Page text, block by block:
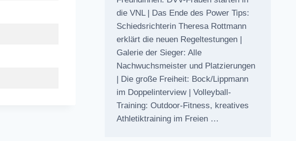
die VNL | Das Ende des Power Tips:
Schiedsrichterin Theresa Rottmann
erklärt die neuen Regeltestungen |
Galerie der Sieger: Alle
Nachwuchsmeister und Platzierungen
| Die große Freiheit: Bock/Lippmann
im Doppelinterview | Volleyball-
Training: Outdoor-Fitness, kreatives
Athletiktraining im Freien …